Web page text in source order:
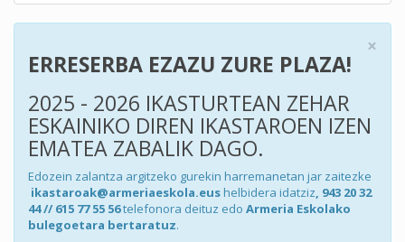
×
ERRESERBA EZAZU ZURE PLAZA!
2025 - 2026 IKASTURTEAN ZEHAR
ESKAINIKO DIREN IKASTAROEN IZEN
EMATEA ZABALIK DAGO.
Edozein zalantza argitzeko gurekin harremanetan jar zaitezke
ikastaroak@armeriaeskola.eus helbidera idatziz , 943 20 32
44 // 615 77 55 56telefonora deituz edo Armeria Eskolako
bulegoetara bertaratuz.